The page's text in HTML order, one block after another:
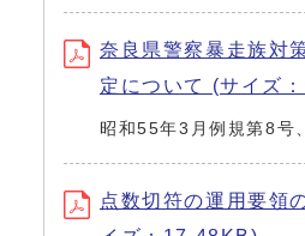
奈良県警察暴走族対
定について (サイズ
昭和55年3月例規第8
点数切符の運用要領